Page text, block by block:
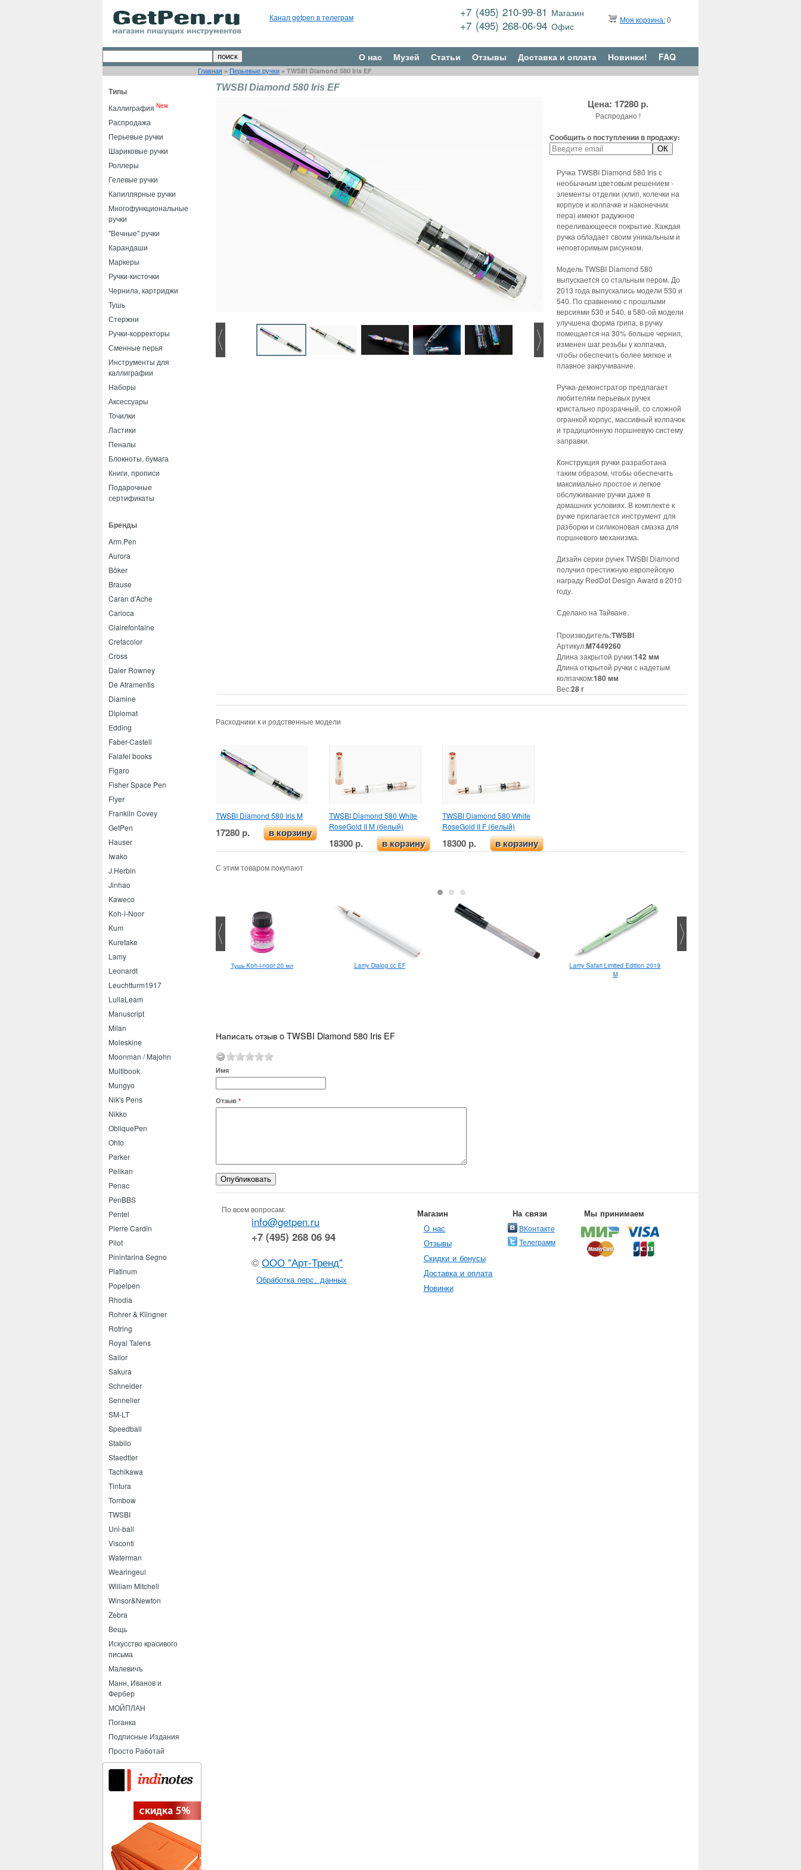
Канал getpen в телеграм +7 (495) 210-99-81 Магазин
+7 (495) 268-06-94Офис
Моя корзина:0
О нас Музей Статьи Отзывы Доставка и оплата Новинки! FAQ
Главная » Перьевые ручки » TWSBI Diamond 580 Iris EF
Типы
Каллиграфия New
Распродажа
Перьевые ручки
Шариковые ручки
Роллеры
Гелевые ручки
Капиллярные ручки
Многофункциональные
ручки
"Вечные" ручки
Карандаши
Маркеры
Ручки-кисточки
Чернила, картриджи
Тушь
Стержни
Ручки-корректоры
Сменные перья
Инструменты для
каллиграфии
Наборы
Аксессуары
Точилки
Ластики
Пеналы
Блокноты, бумага
Книги, прописи
Подарочные
сертификаты
Бренды
Arm.Pen
Aurora
Böker
Brause
Caran d’Ache
Carioca
Clairefontaine
Cretacolor
Cross
Daler Rowney
De Atramentis
Diamine
Diplomat
Edding
Faber-Castell
Falafel books
Figaro
Fisher Space Pen
Flyer
Franklin Covey
GetPen
Hauser
Iwako
J.Herbin
Jinhao
Kaweco
Koh-i-Noor
Kum
Kuretake
Lamy
Leonardt
Leuchtturm1917
LullaLeam
Manuscript
Milan
Moleskine
Moonman / Majohn
Multibook
Mungyo
Nik's Pens
Nikko
ObliquePen
Ohto
Parker
Pelikan
Penac
PenBBS
Pentel
Pierre Cardin
Pilot
Pininfarina Segno
Platinum
Popelpen
Rhodia
Rohrer & Klingner
Rotring
Royal Talens
Sailor
Sakura
Schneider
Sennelier
SM-LT
Speedball
Stabilo
Staedtler
Tachikawa
Tintura
Tombow
TWSBI
Uni-ball
Visconti
Waterman
Wearingeul
William Mitchell
Winsor&Newton
Zebra
Вещь
Искусство красивого
письма
Малевичъ
Манн, Иванов и
Фербер
МОЙПЛАН
Поганка
Подписные Издания
Просто Работай
TWSBI Diamond 580 Iris EF
Цена: 17280 р.
Распродано !
Сообщить о поступлении в продажу:
Ручка TWSBI Diamond 580 Iris с
необычным цветовым решением -
элементы отделки (клип, колечки на
корпусе и колпачке и наконечник
пера) имеют радужное
переливающееся покрытие. Каждая
ручка обладает своим уникальным и
неповторимым рисунком.
Модель TWSBI Diamond 580
выпускается со стальным пером. До
2013 года выпускались модели 530 и
540. По сравнению с прошлыми
версиями 530 и 540, в 580-ой модели
улучшена форма грипа, в ручку
помещается на 30% больше чернил,
изменен шаг резьбы у колпачка,
чтобы обеспечить более мягкое и
плавное закручивание.
Ручка-демонстратор предлагает
любителям перьевых ручек
кристально прозрачный, со сложной
огранкой корпус, массивный колпачок
и традиционную поршневую систему
заправки.
Конструкция ручки разработана
таким образом, чтобы обеспечить
максимально простое и легкое
обслуживание ручки даже в
домашних условиях. В комплекте к
ручке прилагается инструмент для
разборки и силиконовая смазка для
поршневого механизма.
Дизайн серии ручек TWSBI Diamond
получил престижную европейскую
награду RedDot Design Award в 2010
году.
Сделано на Тайване.
Производитель:TWSBI
Артикул:M7449260
Длина закрытой ручки:142 мм
Длина открытой ручки с надетым
колпачком:180 мм
Вес:28 г
Расходники к и родственные модели
TWSBI Diamond 580 Iris M
17280 р. в корзину
TWSBI Diamond 580 White
RoseGold II M (белый)
18300 р. в корзину
TWSBI Diamond 580 White
RoseGold II F (белый)
18300 р. в корзину
С этим товаром покупают
шариковая
Тушь Koh-i-noor 20 мл Lamy Dialog cc EF
Lamy Safari Limited Edition 2019
M
Написать отзыв o TWSBI Diamond 580 Iris EF
Имя
Отзыв *
По всем вопросам:
info@getpen.ru
+7 (495) 268 06 94
©ООО "Арт-Тренд"
Обработка перс. данных
Магазин
О нас
Отзывы
Скидки и бонусы
Доставка и оплата
Новинки
На связи
ВКонтакте
Телеграмм
Мы принимаем